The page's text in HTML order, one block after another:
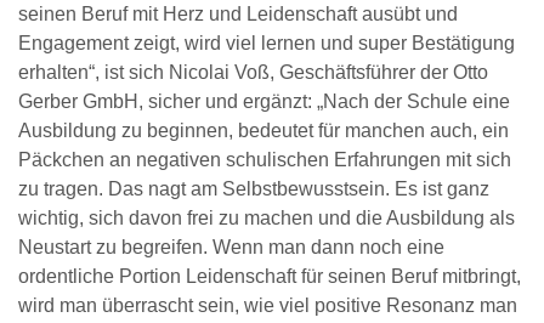
seinen Beruf mit Herz und Leidenschaft ausübt und
Engagement zeigt, wird viel lernen und super Bestätigung
erhalten“, ist sich Nicolai Voß, Geschäftsführer der Otto
Gerber GmbH, sicher und ergänzt: „Nach der Schule eine
Ausbildung zu beginnen, bedeutet für manchen auch, ein
Päckchen an negativen schulischen Erfahrungen mit sich
zu tragen. Das nagt am Selbstbewusstsein. Es ist ganz
wichtig, sich davon frei zu machen und die Ausbildung als
Neustart zu begreifen. Wenn man dann noch eine
ordentliche Portion Leidenschaft für seinen Beruf mitbringt,
wird man überrascht sein, wie viel positive Resonanz man